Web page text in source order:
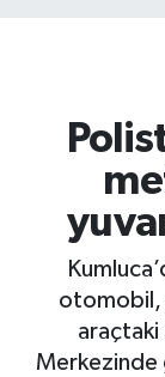
otomobil,
araçtaki
Merkezinde
Dünya
Gizlilik
Haber